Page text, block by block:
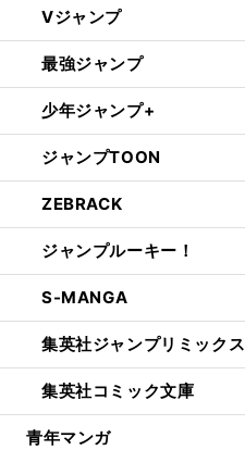
Vジャンプ
最強ジャンプ
少年ジャンプ+
ジャンプTOON
ZEBRACK
ジャンプルーキー！
S-MANGA
集英社ジャンプリミックス
集英社コミック文庫
青年マンガ